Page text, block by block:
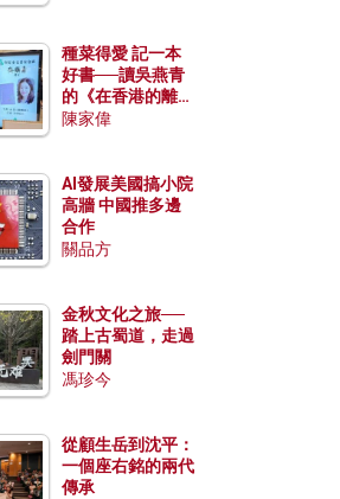
種菜得愛 記一本
好書──讀吳燕青
的《在香港的離島
種菜》
陳家偉
AI發展美國搞小院
高牆 中國推多邊
合作
關品方
金秋文化之旅──
踏上古蜀道，走過
劍門關
馮珍今
從顧生岳到沈平：
一個座右銘的兩代
傳承